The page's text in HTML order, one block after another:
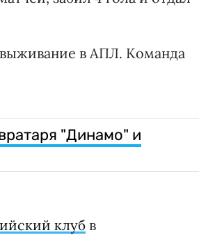
выживание в АПЛ. Команда
"Динамо" и
клуб в